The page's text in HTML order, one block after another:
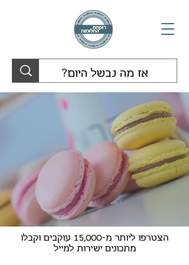
הצטרפו ליותר מ-15,000 עוקבים וקבלו
מתכונים ישירות למייל